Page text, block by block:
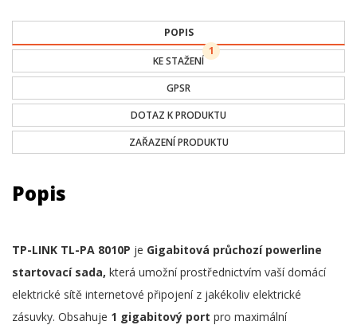
POPIS
KE STAŽENÍ
1
GPSR
DOTAZ K PRODUKTU
ZAŘAZENÍ PRODUKTU
Popis
TP-LINK TL-PA 8010P je Gigabitová průchozí powerline
startovací sada, která umožní prostřednictvím vaší domácí
elektrické sítě internetové připojení z jakékoliv elektrické
zásuvky. Obsahuje 1 gigabitový port pro maximální